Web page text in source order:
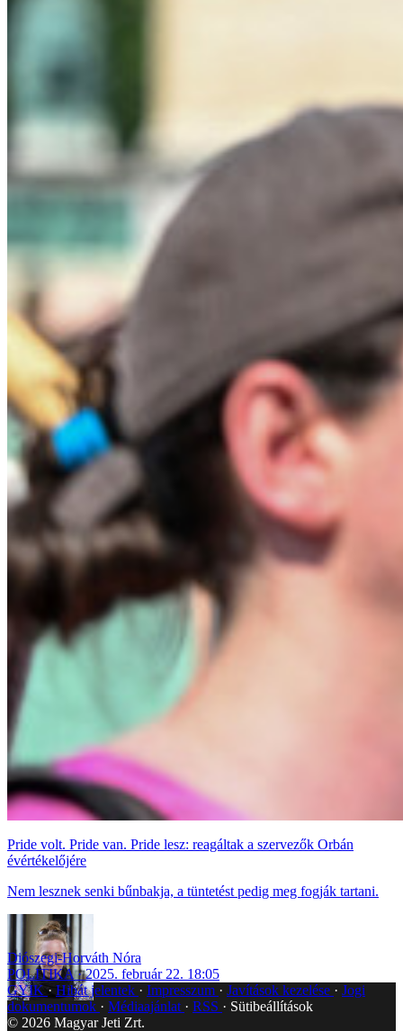
Pride volt. Pride van. Pride lesz: reagáltak a szervezők Orbán
évértékelőjére
Nem lesznek senki bűnbakja, a tüntetést pedig meg fogják tartani.
Diószegi-Horváth Nóra
POLITIKA
2025. február 22. 18:05
GYIK Hibát jelentek Impresszum Javítások kezelése
Jogi
dokumentumok
Médiaajánlat RSS
Sütibeállítások
© 2026 Magyar Jeti Zrt.